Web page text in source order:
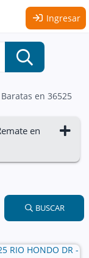
Ingresar
Baratas en 36525
en
BUSCAR